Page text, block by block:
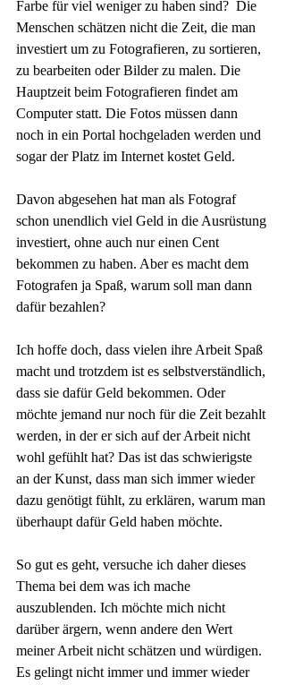
Farbe für viel weniger zu haben sind?  Die
Menschen schätzen nicht die Zeit, die man
investiert um zu Fotografieren, zu sortieren,
zu bearbeiten oder Bilder zu malen. Die
Hauptzeit beim Fotografieren findet am
Computer statt. Die Fotos müssen dann
noch in ein Portal hochgeladen werden und
sogar der Platz im Internet kostet Geld.
Davon abgesehen hat man als Fotograf
schon unendlich viel Geld in die Ausrüstung
investiert, ohne auch nur einen Cent
bekommen zu haben. Aber es macht dem
Fotografen ja Spaß, warum soll man dann
dafür bezahlen?
Ich hoffe doch, dass vielen ihre Arbeit Spaß
macht und trotzdem ist es selbstverständlich,
dass sie dafür Geld bekommen. Oder
möchte jemand nur noch für die Zeit bezahlt
werden, in der er sich auf der Arbeit nicht
wohl gefühlt hat? Das ist das schwierigste
an der Kunst, dass man sich immer wieder
dazu genötigt fühlt, zu erklären, warum man
überhaupt dafür Geld haben möchte.
So gut es geht, versuche ich daher dieses
Thema bei dem was ich mache
auszublenden. Ich möchte mich nicht
darüber ärgern, wenn andere den Wert
meiner Arbeit nicht schätzen und würdigen.
Es gelingt nicht immer und immer wieder